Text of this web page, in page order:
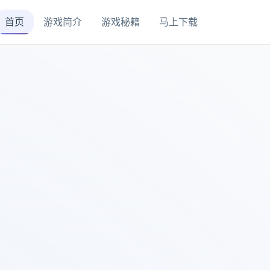
首页 游戏简介 游戏秘籍 马上下载